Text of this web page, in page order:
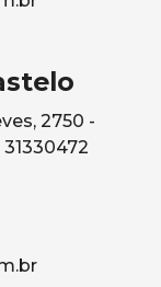
2750 -